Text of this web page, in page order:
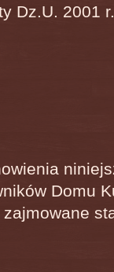
Dz.U. 2001
Domu